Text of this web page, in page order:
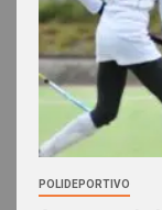
POLIDEPORTIVO